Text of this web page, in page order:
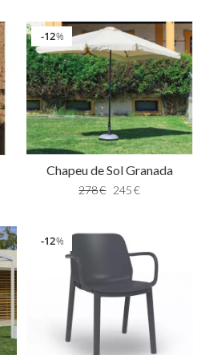
%
12
Chapeu de Sol Granada
278€ 245 €
%
12